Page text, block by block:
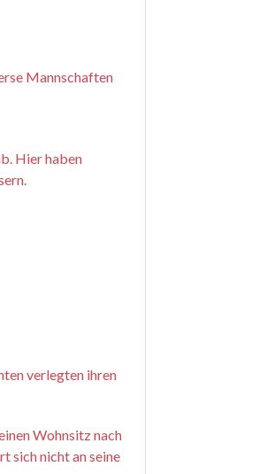
Mannschaften
Hier haben
verlegten ihren
Wohnsitz nach
sich nicht an seine